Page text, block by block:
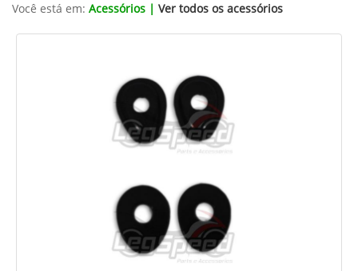
Você está em: Acessórios | Ver todos os acessórios